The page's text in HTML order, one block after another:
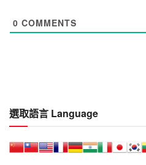
0 COMMENTS
選取語言 Language